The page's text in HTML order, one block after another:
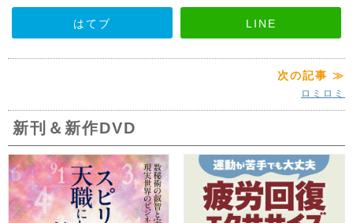
はてブ LINE
次の記事 ≫
ロミロミ
新刊＆新作DVD